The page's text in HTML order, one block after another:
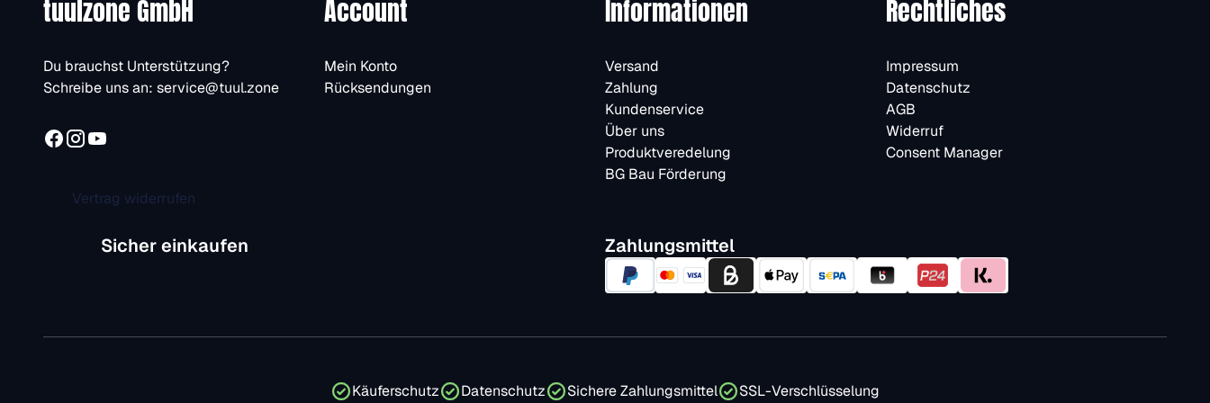
tuulzone GmbH
Du brauchst Unterstützung?
Schreibe uns an: service@tuul.zone
Vertrag widerrufen
Account
Mein Konto
Rücksendungen
Informationen
Versand
Zahlung
Kundenservice
Über uns
Produktveredelung
BG Bau Förderung
Rechtliches
Impressum
Datenschutz
AGB
Widerruf
Consent Manager
Sicher einkaufen Zahlungsmittel
Käuferschutz Datenschutz Sichere Zahlungsmittel SSL-Verschlüsselung